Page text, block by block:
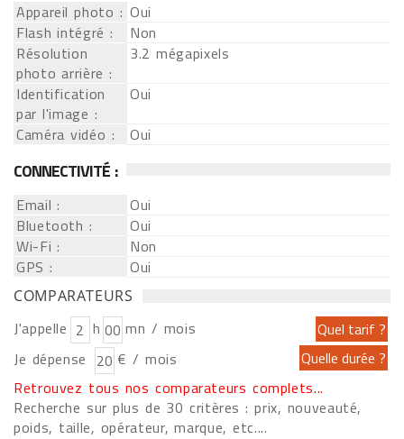
Appareil photo : Oui
Flash intégré :
Non
Résolution
photo arrière :
3.2 mégapixels
Identification
par l'image :
Oui
Caméra vidéo :
Oui
CONNECTIVITÉ :
Email :
Oui
Bluetooth :
Oui
Wi-Fi :
Non
GPS :
Oui
COMPARATEURS
J'appelle h
mn / mois
Je dépense
€ / mois
Retrouvez tous nos comparateurs complets...
Recherche sur plus de 30 critères : prix, nouveauté,
poids, taille, opérateur, marque, etc....